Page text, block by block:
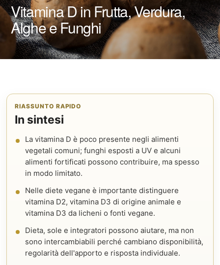
Vitamina D in Frutta, Verdura,
Alghe e Funghi
RIASSUNTO RAPIDO
In sintesi
La vitamina D è poco presente negli alimenti
vegetali comuni; funghi esposti a UV e alcuni
alimenti fortificati possono contribuire, ma spesso
in modo limitato.
Nelle diete vegane è importante distinguere
vitamina D2, vitamina D3 di origine animale e
vitamina D3 da licheni o fonti vegane.
Dieta, sole e integratori possono aiutare, ma non
sono intercambiabili perché cambiano disponibilità,
regolarità dell'apporto e risposta individuale.